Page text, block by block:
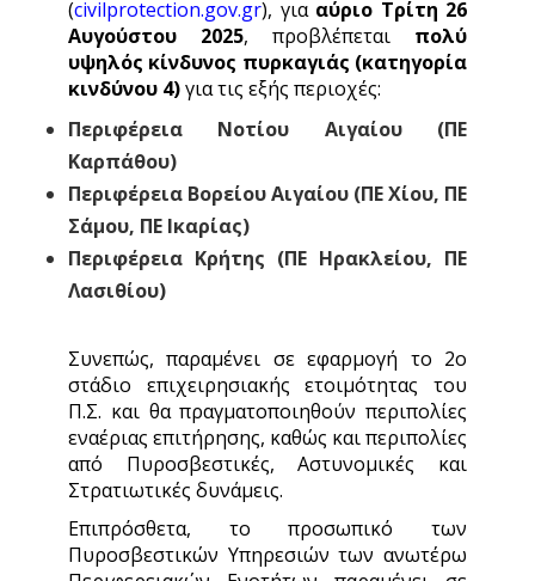
(civilprotection.gov.gr), για αύριο Τρίτη 26
Αυγούστου 2025, προβλέπεται πολύ
υψηλός κίνδυνος πυρκαγιάς (κατηγορία
κινδύνου 4)για τις εξής περιοχές:
Περιφέρεια Νοτίου Αιγαίου (ΠΕ
Καρπάθου)
Περιφέρεια Βορείου Αιγαίου (ΠΕ Χίου, ΠΕ
Σάμου, ΠΕ Ικαρίας)
Περιφέρεια Κρήτης (ΠΕ Ηρακλείου, ΠΕ
Λασιθίου)
Συνεπώς, παραμένει σε εφαρμογή το 2ο
στάδιο επιχειρησιακής ετοιμότητας του
Π.Σ. και θα πραγματοποιηθούν περιπολίες
εναέριας επιτήρησης, καθώς και περιπολίες
από Πυροσβεστικές, Αστυνομικές και
Στρατιωτικές δυνάμεις.
Επιπρόσθετα, το προσωπικό των
Πυροσβεστικών Υπηρεσιών των ανωτέρω